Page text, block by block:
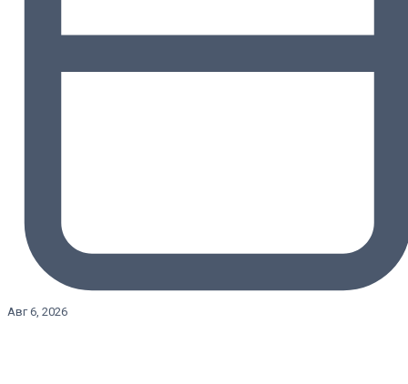
Авг 6, 2026